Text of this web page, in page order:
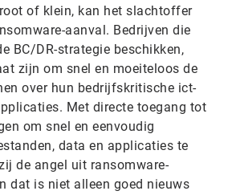
of klein, kan het slachtoffer
aanval. Bedrijven die
BC/DR-strategie beschikken,
zijn om snel en moeiteloos de
over hun bedrijfskritische ict-
Met directe toegang tot
om snel en eenvoudig
data en applicaties te
de angel uit ransomware-
dat is niet alleen goed nieuws